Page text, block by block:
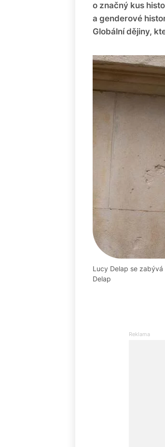
o značný kus
a genderové
Globální dějiny,
Lucy Delap se
Delap